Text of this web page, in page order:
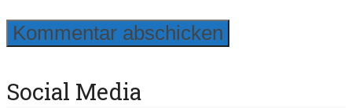
Social Media